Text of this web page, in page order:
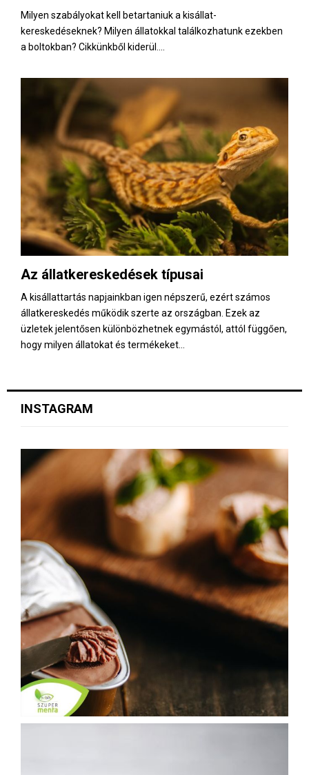
Milyen szabályokat kell betartaniuk a kisállat-
kereskedéseknek? Milyen állatokkal találkozhatunk ezekben
a boltokban? Cikkünkből kiderül....
Az állatkereskedések típusai
A kisállattartás napjainkban igen népszerű, ezért számos
állatkereskedés működik szerte az országban. Ezek az
üzletek jelentősen különbözhetnek egymástól, attól függően,
hogy milyen állatokat és termékeket...
INSTAGRAM